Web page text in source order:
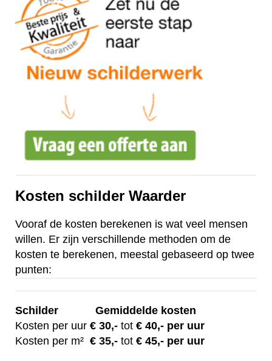
Kosten schilder Waarder
Vooraf de kosten berekenen is wat veel mensen
willen. Er zijn verschillende methoden om de
kosten te berekenen, meestal gebaseerd op twee
punten:
Schilder
Gemiddelde kosten
Kosten per uur € 30,- tot € 40,- per uur
Kosten per m² € 35,- tot € 45,- per uur